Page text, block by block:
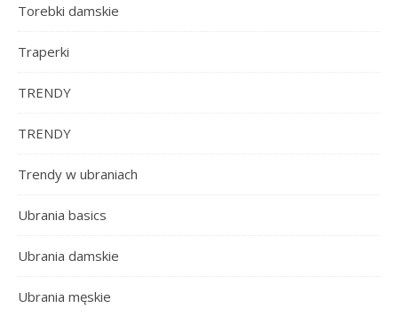
Torebki damskie
Traperki
TRENDY
TRENDY
Trendy w ubraniach
Ubrania basics
Ubrania damskie
Ubrania męskie